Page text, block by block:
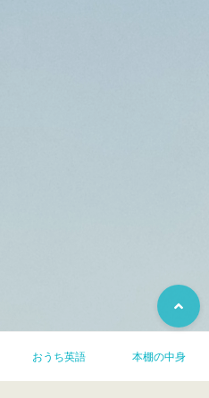
おうち英語 本棚の中身